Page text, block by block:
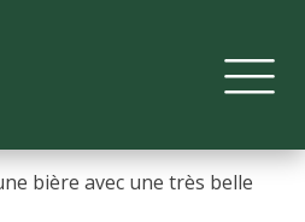
bière avec une très belle